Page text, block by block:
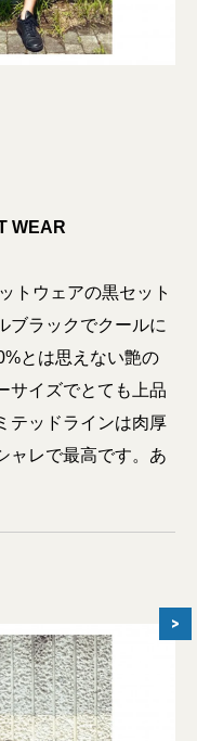
WEAR
トウェアの黒セット
ブラックでクールに
とは思えない艶の
サイズでとても上品
テッドラインは肉厚
ャレで最高です。あ
>